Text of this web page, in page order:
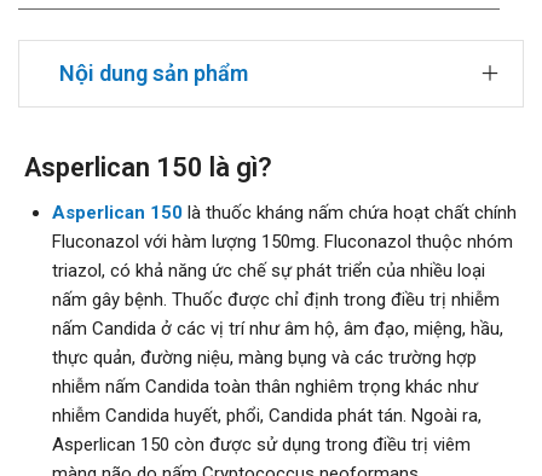
Nội dung sản phẩm
Asperlican 150 là gì?
Asperlican 150là thuốc kháng nấm chứa hoạt chất chính
Fluconazol với hàm lượng 150mg. Fluconazol thuộc nhóm
triazol, có khả năng ức chế sự phát triển của nhiều loại
nấm gây bệnh. Thuốc được chỉ định trong điều trị nhiễm
nấm Candida ở các vị trí như âm hộ, âm đạo, miệng, hầu,
thực quản, đường niệu, màng bụng và các trường hợp
nhiễm nấm Candida toàn thân nghiêm trọng khác như
nhiễm Candida huyết, phổi, Candida phát tán. Ngoài ra,
Asperlican 150 còn được sử dụng trong điều trị viêm